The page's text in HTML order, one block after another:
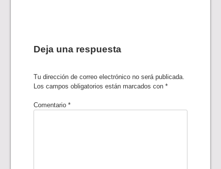
Deja una respuesta
Tu dirección de correo electrónico no será publicada.
Los campos obligatorios están marcados con*
Comentario*